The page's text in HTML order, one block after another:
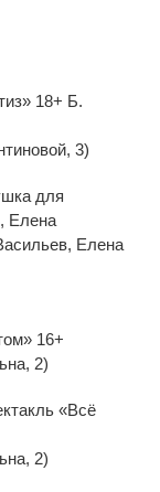
» 18+ Б.
3)
для
Елена
Елена
» 16+
2)
«Всё
2)